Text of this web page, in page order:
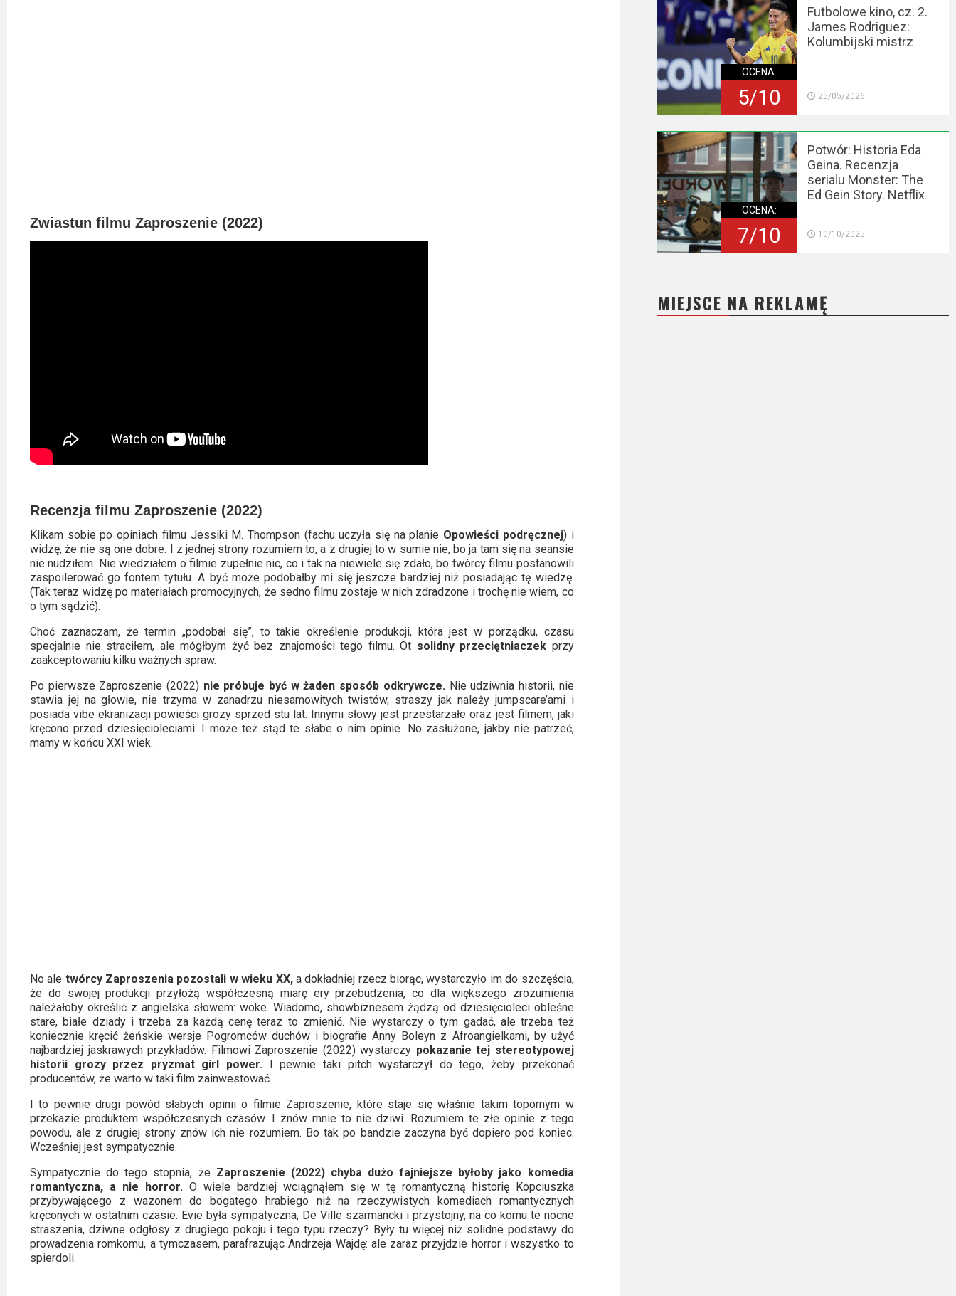
2016
Zwiastun filmu Zaproszenie (2022)
Recenzja filmu Zaproszenie (2022)
Klikam sobie po opiniach filmu Jessiki M. Thompson (fachu uczyła się na planie Opowieści podręcznej) i
widzę, że nie są one dobre. I z jednej strony rozumiem to, a z drugiej to w sumie nie, bo ja tam się na seansie
nie nudziłem. Nie wiedziałem o filmie zupełnie nic, co i tak na niewiele się zdało, bo twórcy filmu postanowili
zaspoilerować go fontem tytułu. A być może podobałby mi się jeszcze bardziej niż posiadając tę wiedzę.
(Tak teraz widzę po materiałach promocyjnych, że sedno filmu zostaje w nich zdradzone i trochę nie wiem, co
o tym sądzić).
Choć zaznaczam, że termin „podobał się”, to takie określenie produkcji, która jest w porządku, czasu
specjalnie nie straciłem, ale mógłbym żyć bez znajomości tego filmu. Ot solidny przeciętniaczek przy
zaakceptowaniu kilku ważnych spraw.
Po pierwsze Zaproszenie (2022) nie próbuje być w żaden sposób odkrywcze.Nie udziwnia historii, nie
stawia jej na głowie, nie trzyma w zanadrzu niesamowitych twistów, straszy jak należy jumpscare’ami i
posiada vibe ekranizacji powieści grozy sprzed stu lat. Innymi słowy jest przestarzałe oraz jest filmem, jaki
kręcono przed dziesięcioleciami. I może też stąd te słabe o nim opinie. No zasłużone, jakby nie patrzeć,
mamy w końcu XXI wiek.
No ale twórcy Zaproszenia pozostali w wieku XX,a dokładniej rzecz biorąc, wystarczyło im do szczęścia,
że do swojej produkcji przyłożą współczesną miarę ery przebudzenia, co dla większego zrozumienia
należałoby określić z angielska słowem: woke. Wiadomo, showbiznesem żądzą od dziesięcioleci obleśne
stare, białe dziady i trzeba za każdą cenę teraz to zmienić. Nie wystarczy o tym gadać, ale trzeba też
koniecznie kręcić żeńskie wersje Pogromców duchów i biografie Anny Boleyn z Afroangielkami, by użyć
najbardziej jaskrawych przykładów. Filmowi Zaproszenie (2022) wystarczy pokazanie tej stereotypowej
historii grozy przez pryzmat girl power. I pewnie taki pitch wystarczył do tego, żeby przekonać
producentów, że warto w taki film zainwestować.
I to pewnie drugi powód słabych opinii o filmie Zaproszenie, które staje się właśnie takim topornym w
przekazie produktem współczesnych czasów. I znów mnie to nie dziwi. Rozumiem te złe opinie z tego
powodu, ale z drugiej strony znów ich nie rozumiem. Bo tak po bandzie zaczyna być dopiero pod koniec.
Wcześniej jest sympatycznie.
Sympatycznie do tego stopnia, że Zaproszenie (2022) chyba dużo fajniejsze byłoby jako komedia
romantyczna, a nie horror.O wiele bardziej wciągnąłem się w tę romantyczną historię Kopciuszka
przybywającego z wazonem do bogatego hrabiego niż na rzeczywistych komediach romantycznych
kręconych w ostatnim czasie. Evie była sympatyczna, De Ville szarmancki i przystojny, na co komu te nocne
straszenia, dziwne odgłosy z drugiego pokoju i tego typu rzeczy? Były tu więcej niż solidne podstawy do
prowadzenia romkomu, a tymczasem, parafrazując Andrzeja Wajdę: ale zaraz przyjdzie horror i wszystko to
spierdoli.
OCENA:
5/10
Futbolowe kino, cz. 2.
James Rodriguez:
Kolumbijski mistrz
25/05/2026
OCENA:
7/10
Potwór: Historia Eda
Geina. Recenzja
serialu Monster: The
Ed Gein Story. Netflix
10/10/2025
MIEJSCE NA REKLAMĘ